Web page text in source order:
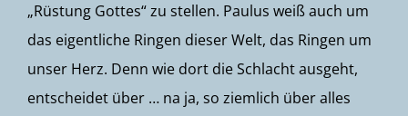
„Rüstung Gottes“ zu stellen. Paulus weiß auch um
das eigentliche Ringen dieser Welt, das Ringen um
unser Herz. Denn wie dort die Schlacht ausgeht,
entscheidet über … na ja, so ziemlich über alles